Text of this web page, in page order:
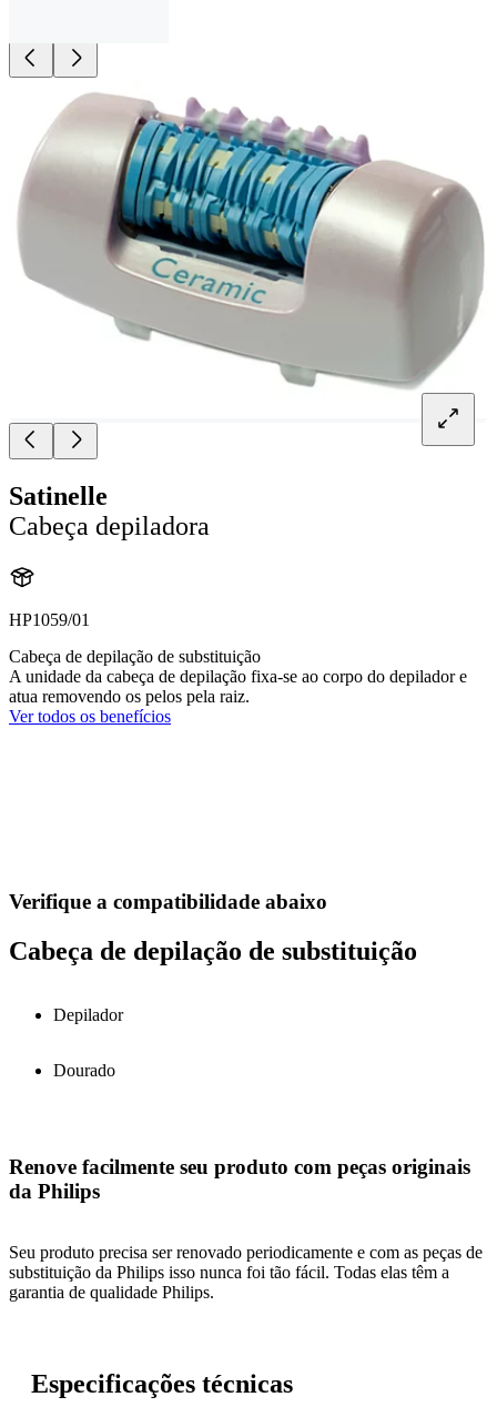
Satinelle
Cabeça depiladora
HP1059/01
Cabeça de depilação de substituição
A unidade da cabeça de depilação fixa-se ao corpo do depilador e
atua removendo os pelos pela raiz.
Ver todos os benefícios
Verifique a compatibilidade abaixo
Cabeça de depilação de substituição
Depilador
Dourado
Renove facilmente seu produto com peças originais
da Philips
Seu produto precisa ser renovado periodicamente e com as peças de
substituição da Philips isso nunca foi tão fácil. Todas elas têm a
garantia de qualidade Philips.
Especificações técnicas